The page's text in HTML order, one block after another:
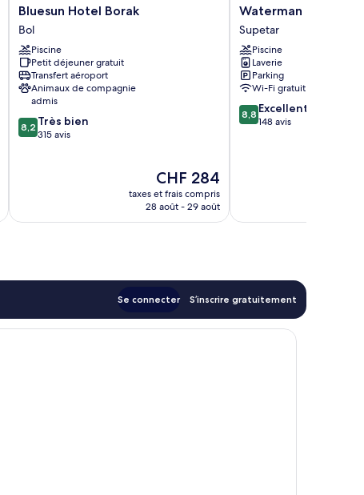
Bluesun
Hotel
Borak
Bol
Bluesun Hotel Borak
Bol
Piscine
Petit déjeuner gratuit
Transfert aéroport
Animaux de compagnie
admis
8.2
sur
8,2 Très bien
315 avis
Le
nouveau
prix
CHF 284
taxes et frais compris
28 août - 29 août
Waterman
Beach
Village
Supetar
Waterman Beach
Supetar
Piscine
Laverie
Parking
Wi-Fi gratuit
8.8
sur
8,8 Excellent
148 avis
Se connecter S’inscrire gratuitement